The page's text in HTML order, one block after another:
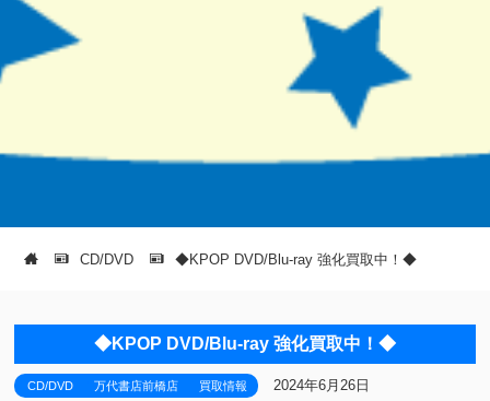
CD/DVD ◆KPOP DVD/Blu-ray 強化買取中！◆
◆KPOP DVD/Blu-ray 強化買取中！◆
CD/DVD 万代書店前橋店 買取情報 2024年6月26日